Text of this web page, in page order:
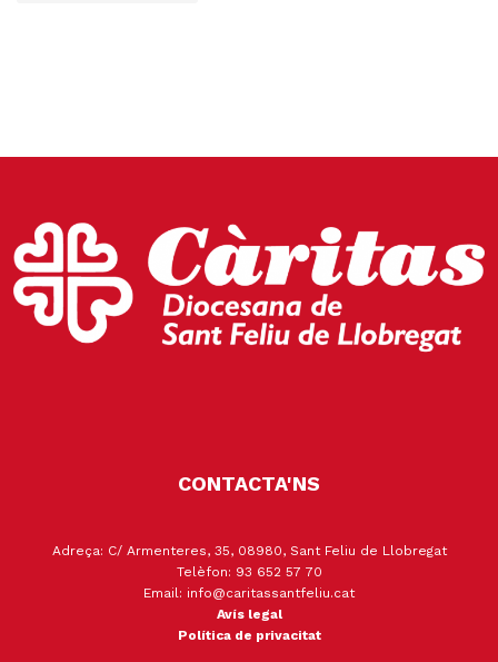
CONTACTA'NS
Adreça: C/ Armenteres, 35, 08980, Sant Feliu de Llobregat
Telèfon: 93 652 57 70
Email: info@caritassantfeliu.cat
Avís legal
Política de privacitat